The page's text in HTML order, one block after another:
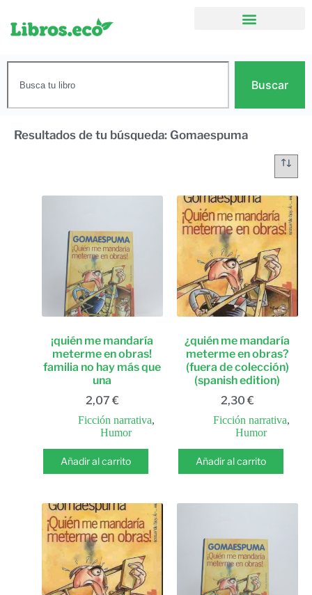
Buscar
Resultados de tu búsqueda: Gomaespuma
¡quién me mandaría
meterme en obras!
familia no hay más que
una
2,07 €
Ficción narrativa,
Humor
Añadir al carrito
¿quién me mandaría
meterme en obras?
(fuera de colección)
(spanish edition)
2,30 €
Ficción narrativa,
Humor
Añadir al carrito